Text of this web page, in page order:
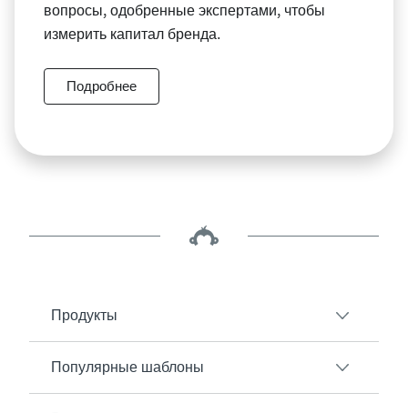
вопросы, одобренные экспертами, чтобы
измерить капитал бренда.
Подробнее
Продукты
SurveyMonkey - Обзор
Популярные шаблоны